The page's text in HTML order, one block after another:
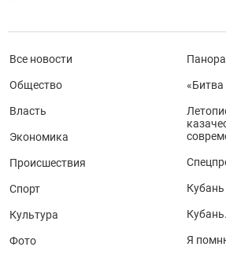
Все новости
Общество
Власть
Экономика
Происшествия
Спорт
Культура
Фото
«Битва
Я